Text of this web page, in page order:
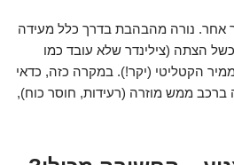
אחר. נורה מהבהבת בדרך כלל מעידה
הצתה (צילינדר שלא עובד כמו
הקטליטי (יקר!). במקרה כזה, כדאי
ממש מוזרה (רעידות, חוסר כוח),